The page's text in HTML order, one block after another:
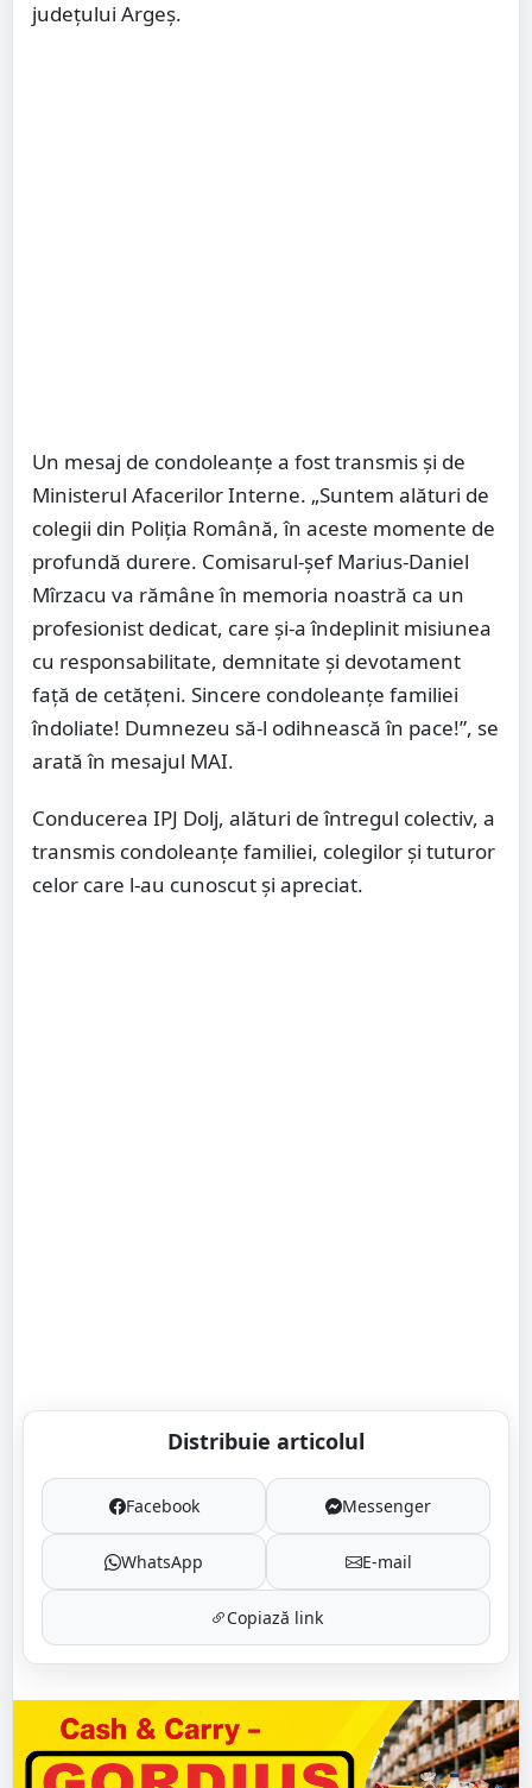
judeţului Argeş.
Un mesaj de condoleanţe a fost transmis şi de
Ministerul Afacerilor Interne. „Suntem alături de
colegii din Poliția Română, în aceste momente de
profundă durere. Comisarul-şef Marius-Daniel
Mîrzacu va rămâne în memoria noastră ca un
profesionist dedicat, care şi-a îndeplinit misiunea
cu responsabilitate, demnitate şi devotament
faţă de cetăţeni. Sincere condoleanţe familiei
îndoliate! Dumnezeu să-l odihnească în pace!”, se
arată în mesajul MAI.
Conducerea IPJ Dolj, alături de întregul colectiv, a
transmis condoleanţe familiei, colegilor şi tuturor
celor care l-au cunoscut şi apreciat.
Distribuie articolul
Facebook Messenger
WhatsApp E-mail
Copiază link